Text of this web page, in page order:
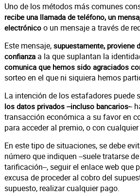
Uno de los métodos más comunes
recibe una llamada de teléfono, un
electrónicoo un mensaje a través de
Este mensaje, supuestamente, proviene
confianzaa la que suplantan la
comunica que hemos sido agraciados
sorteo en el que ni siquiera hemos
La intención de los estafadores puede
los datos privados --incluso bancarios--
transacción económica a su favor en
para acceder al premio, o con
En este tipo de situaciones, se debe
número que indiquen --suele tratarse
tarificación--, seguir el enlace web que
excusa de proceder al cobro del
supuesto, realizar cualquier pago.